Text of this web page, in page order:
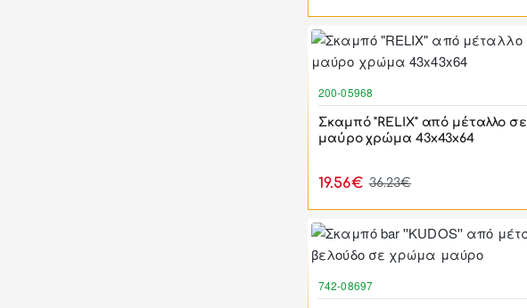
200-05968
Σκαμπό "RELIX" από μέταλλο σε
μαύρο χρώμα 43x43x64
19.56€ 36.23€
742-08697